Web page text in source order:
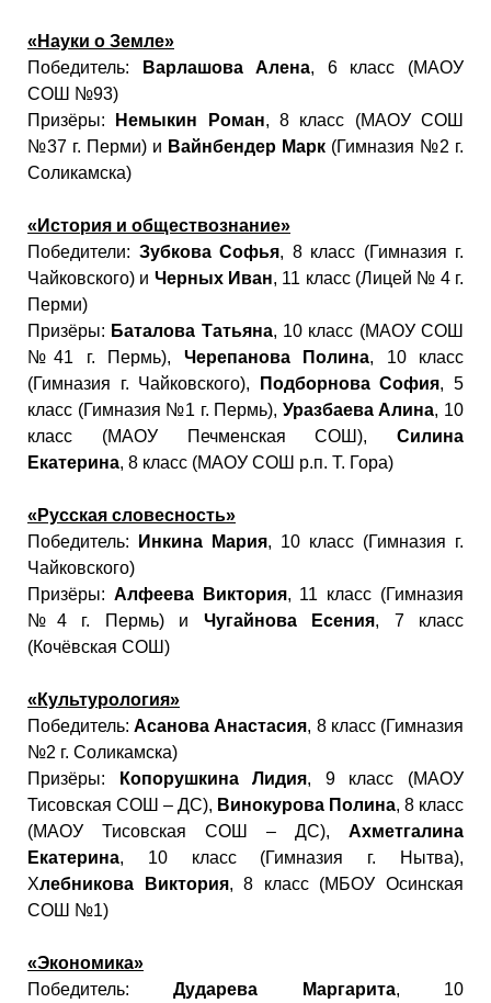
«Науки о Земле»
Победитель:
Варлашова Алена, 6 класс (МАОУ
СОШ №93)
Призёры:
Немыкин Роман, 8 класс (МАОУ СОШ
№37 г. Перми) и Вайнбендер Марк (Гимназия №2 г.
Соликамска)
«История и обществознание»
Победители: Зубкова Софья, 8 класс (Гимназия г.
Чайковского) и Черных Иван, 11 класс (Лицей № 4 г.
Перми)
Призёры: Баталова Татьяна, 10 класс (МАОУ СОШ
№41 г. Пермь), Черепанова Полина, 10 класс
(Гимназия г. Чайковского),
Подборнова София, 5
класс (Гимназия №1 г. Пермь), Уразбаева Алина, 10
класс (МАОУ Печменская СОШ), Силина
Екатерина, 8 класс (МАОУ СОШ р.п. Т. Гора)
«Русская словесность»
Победитель:
Инкина Мария, 10 класс (Гимназия г.
Чайковского)
Призёры: Алфеева Виктория, 11 класс (Гимназия
№4 г. Пермь) и Чугайнова Есения, 7 класс
(Кочёвская СОШ)
«Культурология»
Победитель:Асанова Анастасия, 8 класс (Гимназия
№2 г. Соликамска)
Призёры:
Копорушкина Лидия, 9 класс (МАОУ
Тисовская СОШ – ДС), Винокурова Полина, 8 класс
(МАОУ Тисовская СОШ – ДС), Ахметгалина
Екатерина, 10 класс (Гимназия г. Нытва),
Хлебникова Виктория, 8 класс (МБОУ Осинская
СОШ №1)
«Экономика»
Победитель:Дударева Маргарита, 10